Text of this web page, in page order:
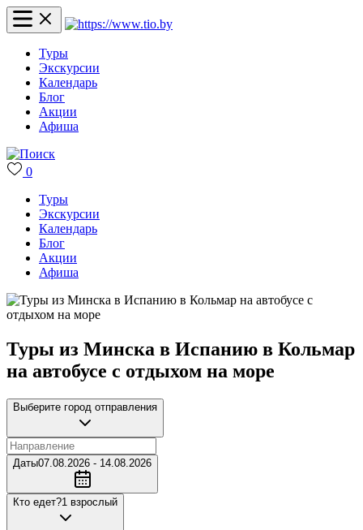
Туры
Экскурсии
Календарь
Блог
Акции
Афиша
0
Туры
Экскурсии
Календарь
Блог
Акции
Афиша
Туры из Минска в Испанию в Кольмар
на автобусе с отдыхом на море
Выберите город отправления
Даты07.08.2026 - 14.08.2026
Кто едет?1 взрослый